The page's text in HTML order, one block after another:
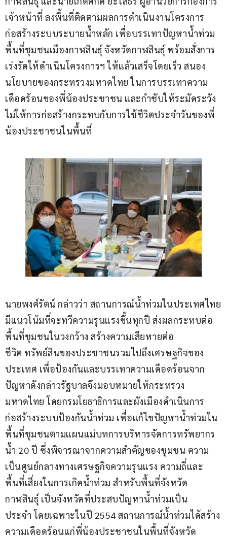
เจ้าหน้าที่ ลงพื้นที่ติดตามผลการดำเนินงานโครงการ
ก่อสร้างระบบระบายน้ำหลัก เพื่อบรรเทาปัญหาน้ำท่วม
พื้นที่ชุมชนเมืองกาฬสินธุ์ จังหวัดกาฬสินธุ์ พร้อมสั่งการ
เร่งรัดให้ดำเนินโครงการฯ ให้แล้วเสร็จโดยเร็ว สนอง
นโยบายของกระทรวงมหาดไทย ในการบรรเทาความ
เดือดร้อนของพี่น้องประชาชน และกำชับให้ระมัดระวัง
ไม่ให้การก่อสร้างกระทบกับการใช้ชีวิตประจำวันของพี่
น้องประชาชนในพื้นที่
นายพงศ์รัตน์ กล่าวว่า สถานการณ์น้ำท่วมในประเทศไทย
มีแนวโน้มที่จะทวีความรุนแรงขึ้นทุกปี ส่งผลกระทบต่อ
พื้นที่ชุมชนในวงกว้าง สร้างความเสียหายต่อ
ชีวิต ทรัพย์สินของประชาชนรวมไปถึงเศรษฐกิจของ
ประเทศ เพื่อป้องกันและบรรเทาความเดือดร้อนจาก
ปัญหาดังกล่าวรัฐบาลจึงมอบหมายให้กระทรวง
มหาดไทย โดยกรมโยธาธิการและผังเมืองดำเนินการ
ก่อสร้างระบบป้องกันน้ำท่วม เพื่อแก้ไขปัญหาน้ำท่วมใน
พื้นที่ชุมชนตามแผนแม่บทการบริหารจัดการทรัพยากร
น้ำ 20 ปี ซึ่งพิจารณาจากความสำคัญของชุมชน ความ
เป็นศูนย์กลางทางเศรษฐกิจความรุนแรง ความถี่และ
พื้นที่เสี่ยงในการเกิดน้ำท่วม สำหรับพื้นที่จังหวัด
กาฬสินธุ์ เป็นจังหวัดที่ประสบปัญหาน้ำท่วมเป็น
ประจำ โดยเฉพาะในปี 2554 สถานการณ์น้ำท่วมได้สร้าง
ความเดือดร้อนแก่พี่น้องประชาชนในพื้นที่จังหวัด